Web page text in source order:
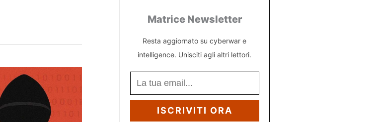
Matrice Newsletter
Resta aggiornato su cyberwar e
intelligence. Unisciti agli altri lettori.
ISCRIVITI ORA